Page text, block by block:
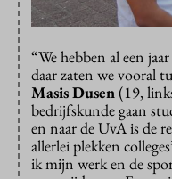
“We hebben al een
daar zaten we vooral
Masis Dusen(19,
bedrijfskunde gaan
en naar de UvA is de
allerlei plekken
ik mijn werk en de